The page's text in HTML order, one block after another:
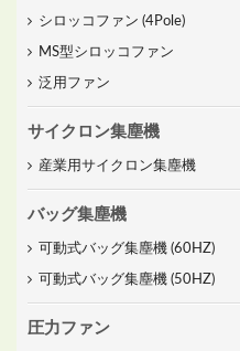
シロッコファン (4Pole)
MS型シロッコファン
泛用ファン
サイクロン集塵機
産業用サイクロン集塵機
バッグ集塵機
可動式バッグ集塵機 (60HZ)
可動式バッグ集塵機 (50HZ)
圧力ファン